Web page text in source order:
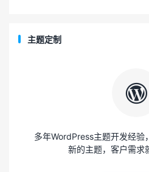
主题定制

多年WordPress主题开发经验
新的主题，客户需求